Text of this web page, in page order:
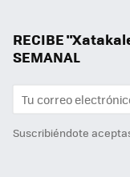
RECIBE
SEMANAL
Suscribiéndote